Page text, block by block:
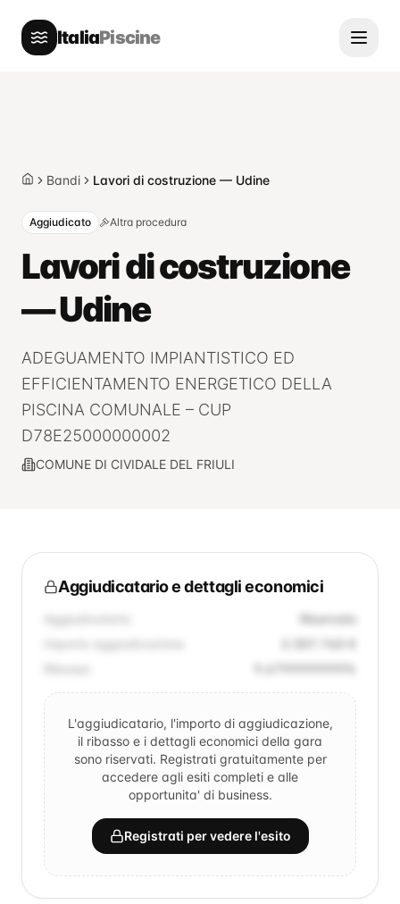
ItaliaPiscine
HomeBandi Lavori di costruzione — Udine
Aggiudicato Altra procedura
Lavori di costruzione
— Udine
ADEGUAMENTO IMPIANTISTICO ED
EFFICIENTAMENTO ENERGETICO DELLA
PISCINA COMUNALE – CUP
D78E25000000002
COMUNE DI CIVIDALE DEL FRIULI
Aggiudicatario e dettagli economici
Riservato
L'aggiudicatario, l'importo di aggiudicazione,
il ribasso e i dettagli economici della gara
sono riservati. Registrati gratuitamente per
accedere agli esiti completi e alle
opportunita' di business.
Registrati per vedere l'esito